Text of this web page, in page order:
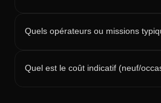
Quels opérateurs ou missions
Quel est le coût indicatif (neuf/